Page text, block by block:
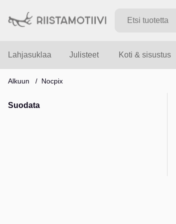
Lahjasuklaa Julisteet Koti & sisustus
Alkuun Nocpix
Suodata